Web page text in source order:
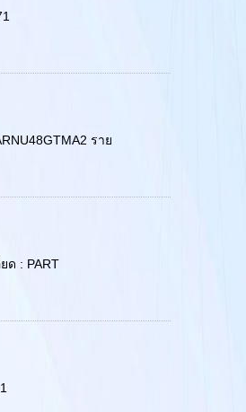
ราย
ด : PART